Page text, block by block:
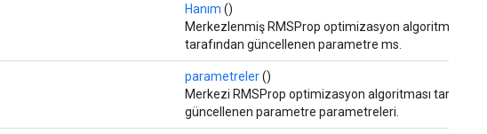
Hanım ()
Merkezlenmiş RMSProp optimizasyon algoritması
tarafından güncellenen parametre ms.
parametreler()
Merkezi RMSProp optimizasyon algoritması tarafından
güncellenen parametre parametreleri.